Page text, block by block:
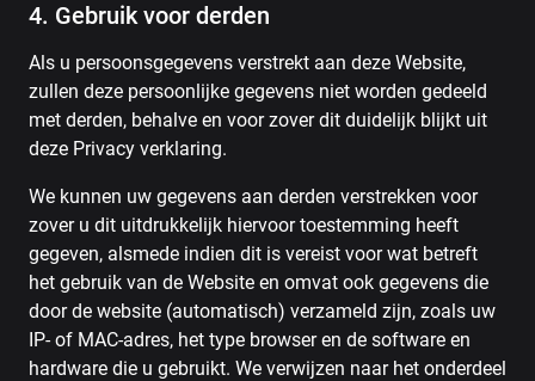
4. Gebruik voor derden
Als u persoonsgegevens verstrekt aan deze Website,
zullen deze persoonlijke gegevens niet worden gedeeld
met derden, behalve en voor zover dit duidelijk blijkt uit
deze Privacy verklaring.
We kunnen uw gegevens aan derden verstrekken voor
zover u dit uitdrukkelijk hiervoor toestemming heeft
gegeven, alsmede indien dit is vereist voor wat betreft
het gebruik van de Website en omvat ook gegevens die
door de website (automatisch) verzameld zijn, zoals uw
IP- of MAC-adres, het type browser en de software en
hardware die u gebruikt. We verwijzen naar het onderdeel